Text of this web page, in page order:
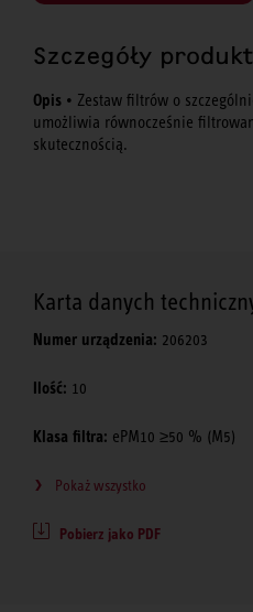
Szczegóły
Opis • Zestaw filtrów o
umożliwia równocześnie
skutecznością.
Karta danych
Numer urządzenia: 206203
Ilość: 10
Klasa filtra: ePM10 ≥50 % (M5)
Pokaż wszystko
Pobierz jako PDF